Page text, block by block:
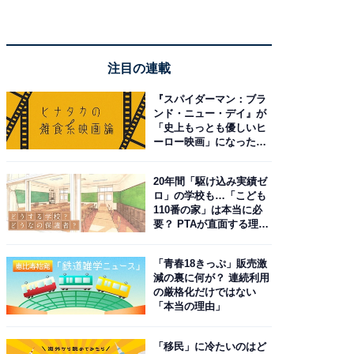
注目の連載
『スパイダーマン：ブラ
ンド・ニュー・デイ』が
「史上もっとも優しいヒ
ーロー映画」になった理
20年間「駆け込み実績ゼ
ロ」の学校も…「こども
110番の家」は本当に必
要？ PTAが直面する理想
「青春18きっぷ」販売激
減の裏に何が？ 連続利用
の厳格化だけではない
「本当の理由」
「移民」に冷たいのはど